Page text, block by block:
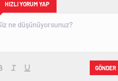
HIZLI YORUM YAP
GÖNDER